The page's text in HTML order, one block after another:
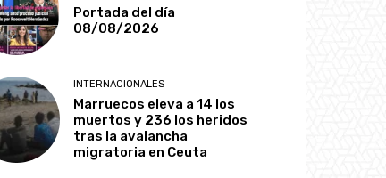
Portada del día
08/08/2026
INTERNACIONALES
Marruecos eleva a 14 los
muertos y 236 los heridos
tras la avalancha
migratoria en Ceuta